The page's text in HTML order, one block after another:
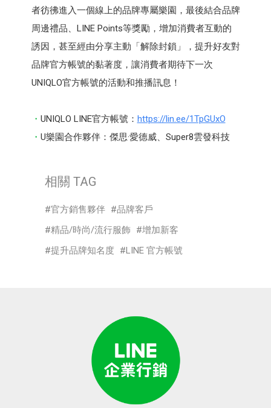
者彷彿進入一個線上的品牌專屬樂園，最後結合品牌
周邊禮品、LINE Points等獎勵，增加消費者互動的
誘因，甚至經由分享主動「解除封鎖」，提升好友對
品牌官方帳號的黏著度，讓消費者期待下一次
UNIQLO官方帳號的活動和推播訊息！
UNIQLO LINE官方帳號： https://lin.ee/1TpGUxO
U樂園合作夥伴：傑思·愛德威、Super8雲發科技
相關 TAG
官方銷售夥伴
品牌客戶
精品/時尚/流行服飾
增加新客
提升品牌知名度
LINE 官方帳號